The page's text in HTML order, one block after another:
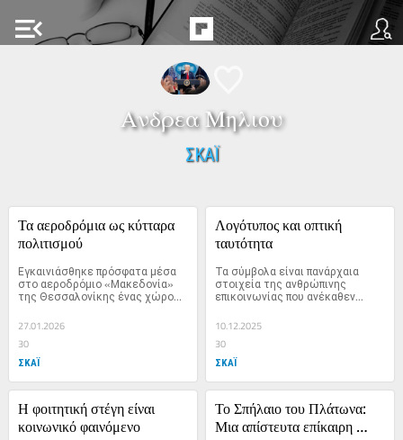
menu_open
Ανδρεα Μηλιου
ΣΚΑΪ
Τα αεροδρόμια ως κύτταρα
πολιτισμού
Εγκαινιάσθηκε πρόσφατα μέσα
στο αεροδρόμιο «Μακεδονία»
της Θεσσαλονίκης ένας χώρος
πολιτισμού.
27.01.2026
30
ΣΚΑΪ
Λογότυπος και οπτική
ταυτότητα
Τα σύμβολα είναι πανάρχαια
στοιχεία της ανθρώπινης
επικοινωνίας που ανέκαθεν...
10.12.2025
30
ΣΚΑΪ
Η φοιτητική στέγη είναι
κοινωνικό φαινόμενο
Το Σπήλαιο του Πλάτωνα:
Μια απίστευτα επίκαιρη